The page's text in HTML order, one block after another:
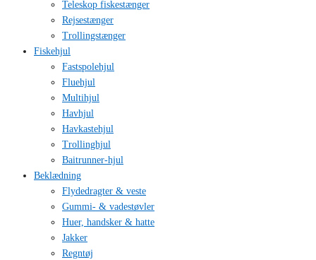
Teleskop fiskestænger
Rejsestænger
Trollingstænger
Fiskehjul
Fastspolehjul
Fluehjul
Multihjul
Havhjul
Havkastehjul
Trollinghjul
Baitrunner-hjul
Beklædning
Flydedragter & veste
Gummi- & vadestøvler
Huer, handsker & hatte
Jakker
Regntøj